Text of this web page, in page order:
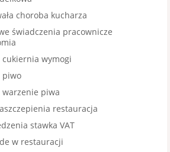
choroba kucharza
świadczenia pracownicze
wymogi
piwo
piwa
restauracja
stawka VAT
w restauracji